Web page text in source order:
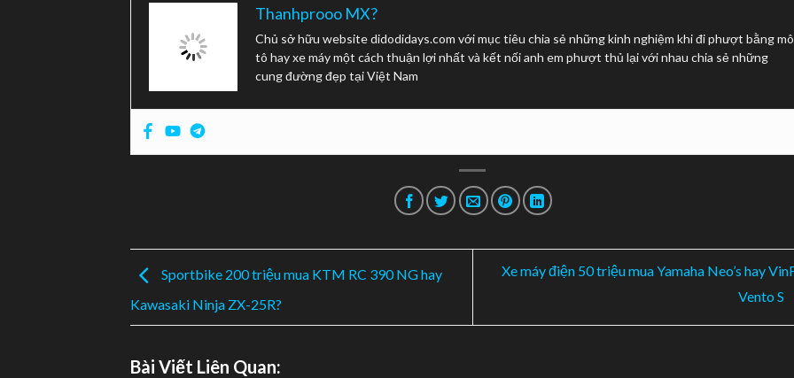
Thanhprooo MX?
Chủ sở hữu website didodidays.com với mục tiêu chia sẻ những kinh nghiệm khi đi phượt bằng mô
tô hay xe máy một cách thuận lợi nhất và kết nối anh em phượt thủ lại với nhau chia sẻ những
cung đường đẹp tại Việt Nam
Sportbike 200 triệu mua KTM RC 390 NG hay
Kawasaki Ninja ZX-25R?
Xe máy điện 50 triệu mua Yamaha Neo’s hay
Vento S
Bài Viết Liên Quan: